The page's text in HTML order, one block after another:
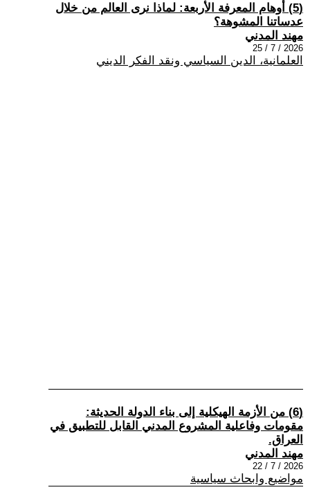
(5) أوهام المعرفة الأربعة: لماذا نرى العالم من خلال
عدساتنا المشوهة؟
مهند المدني
2026 / 7 / 25
العلمانية، الدين السياسي ونقد الفكر الديني
(6) من الأزمة الهيكلية إلى بناء الدولة الحديثة:
مقومات وفاعلية المشروع المدني القابل للتطبيق في
العراق.
مهند المدني
2026 / 7 / 22
مواضيع وابحاث سياسية